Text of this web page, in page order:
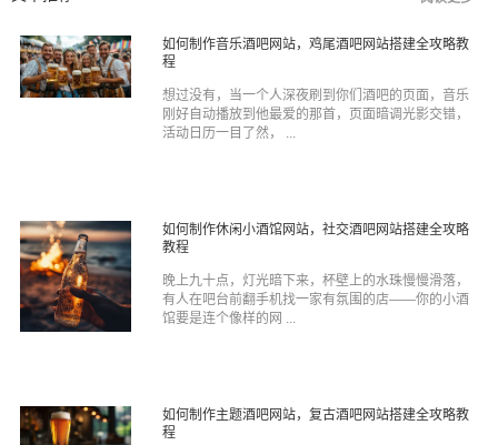
如何制作音乐酒吧网站，鸡尾酒吧网站搭建全攻略教
程
想过没有，当一个人深夜刷到你们酒吧的页面，音乐
刚好自动播放到他最爱的那首，页面暗调光影交错，
活动日历一目了然， ...
如何制作休闲小酒馆网站，社交酒吧网站搭建全攻略
教程
晚上九十点，灯光暗下来，杯壁上的水珠慢慢滑落，
有人在吧台前翻手机找一家有氛围的店——你的小酒
馆要是连个像样的网 ...
如何制作主题酒吧网站，复古酒吧网站搭建全攻略教
程